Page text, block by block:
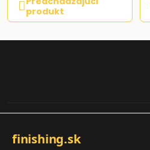
produkt
finishing.sk